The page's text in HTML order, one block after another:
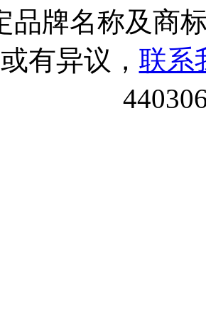
品牌名称及商
有异议， 联系